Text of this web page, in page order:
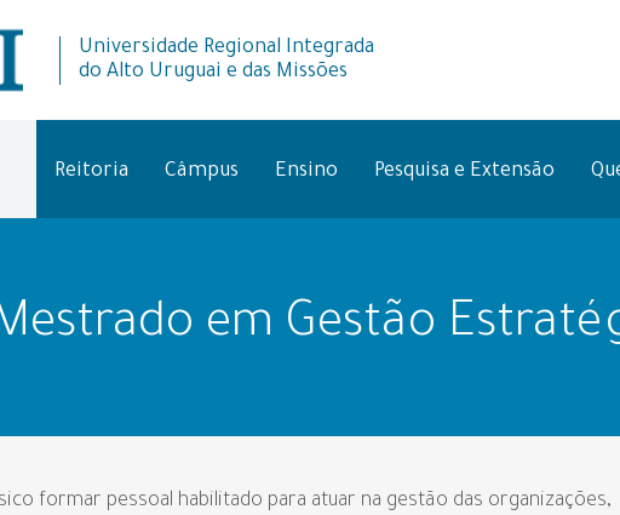
Universidade Regional Integrada
do Alto Uruguai e das Missões
Reitoria Câmpus Ensino Pesquisa e Extensão
em Gestão
formar pessoal habilitado para atuar na gestão das organizações,